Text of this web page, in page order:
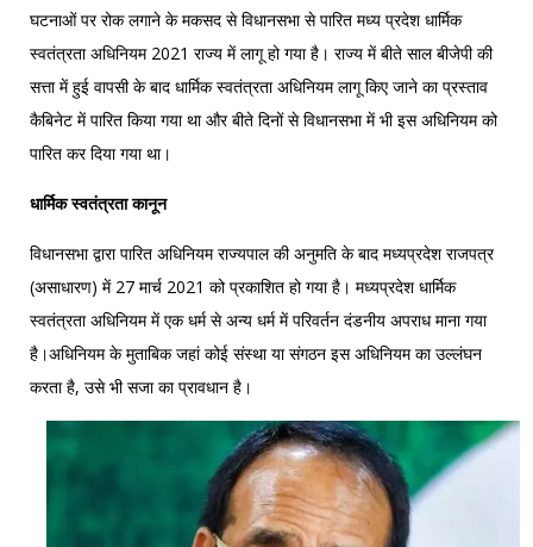
घटनाओं पर रोक लगाने के मकसद से विधानसभा से पारित मध्य प्रदेश धार्मिक
स्वतंत्रता अधिनियम 2021 राज्य में लागू हो गया है। राज्य में बीते साल बीजेपी की
सत्ता में हुई वापसी के बाद धार्मिक स्वतंत्रता अधिनियम लागू किए जाने का प्रस्ताव
कैबिनेट में पारित किया गया था और बीते दिनों से विधानसभा में भी इस अधिनियम को
पारित कर दिया गया था।
धार्मिक स्वतंत्रता कानून
विधानसभा द्वारा पारित अधिनियम राज्यपाल की अनुमति के बाद मध्यप्रदेश राजपत्र
(असाधारण) में 27 मार्च 2021 को प्रकाशित हो गया है। मध्यप्रदेश धार्मिक
स्वतंत्रता अधिनियम में एक धर्म से अन्य धर्म में परिवर्तन दंडनीय अपराध माना गया
है।अधिनियम के मुताबिक जहां कोई संस्था या संगठन इस अधिनियम का उल्लंघन
करता है, उसे भी सजा का प्रावधान है।